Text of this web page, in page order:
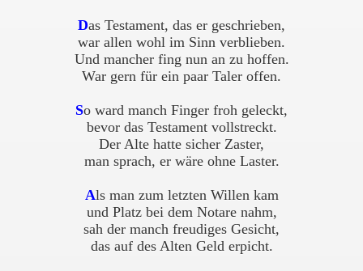
Das Testament, das er geschrieben,
war allen wohl im Sinn verblieben.
Und mancher fing nun an zu hoffen.
War gern für ein paar Taler offen.
So ward manch Finger froh geleckt,
bevor das Testament vollstreckt.
Der Alte hatte sicher Zaster,
man sprach, er wäre ohne Laster.
Als man zum letzten Willen kam
und Platz bei dem Notare nahm,
sah der manch freudiges Gesicht,
das auf des Alten Geld erpicht.